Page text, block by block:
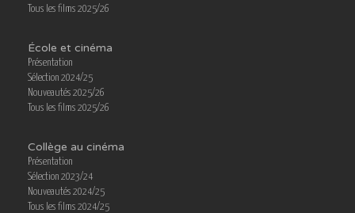
Tous les films 2025/26
École et cinéma
Présentation
Sélection 2024/25
Nouveautés 2025/26
Tous les films 2025/26
Collège au cinéma
Présentation
Sélection 2023/24
Nouveautés 2024/25
Tous les films 2024/25